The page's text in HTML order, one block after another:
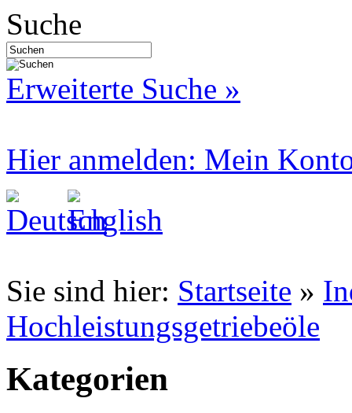
Suche
Erweiterte Suche »
Hier anmelden: Mein
Sie sind hier: Startseite »
Hochleistungsgetriebeöle
Kategorien